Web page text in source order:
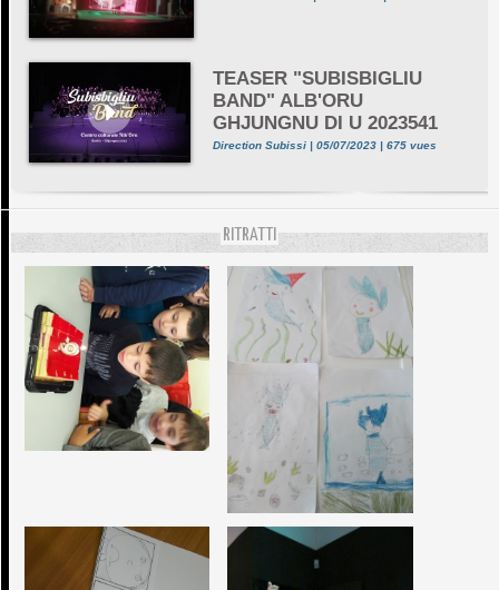
TEASER "SUBISBIGLIU
BAND" ALB'ORU
GHJUNGNU DI U 2023541
Direction Subissi | 05/07/2023 | 675 vues
RITRATTI